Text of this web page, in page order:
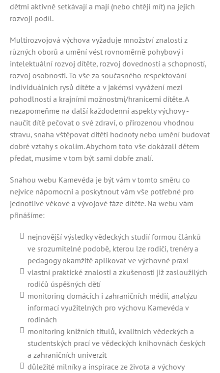
dětmi aktivně setkávají a mají (nebo chtějí mít) na jejich
rozvoji podíl.
Multirozvojová výchova vyžaduje množství znalostí z
různých oborů a umění vést rovnoměrně pohybový i
intelektuální rozvoj dítěte, rozvoj dovedností a schopností,
rozvoj osobnosti. To vše za současného respektování
individuálních rysů dítěte a v jakémsi vyvážení mezi
pohodlností a krajními možnostmi/hranicemi dítěte. A
nezapomeňme na další každodenní aspekty výchovy -
naučit dítě pečovat o své zdraví, o přirozenou vhodnou
stravu, snaha vštěpovat dítěti hodnoty nebo umění budovat
dobré vztahy s okolím. Abychom toto vše dokázali dětem
předat, musíme v tom být sami dobře znalí.
Snahou webu Kamevéda je být vám v tomto směru co
nejvíce nápomocni a poskytnout vám vše potřebné pro
jednotlivé věkové a vývojové fáze dítěte. Na webu vám
přinášíme:
nejnovější výsledky vědeckých studií formou článků
ve srozumitelné podobě, kterou lze rodiči, trenéry a
pedagogy okamžitě aplikovat ve výchovné praxi
vlastní praktické znalosti a zkušenosti již zasloužilých
rodičů úspěšných dětí
monitoring domácích i zahraničních médií, analýzu
informací využitelných pro výchovu Kamevéda v
rodinách
monitoring knižních titulů, kvalitních vědeckých a
studentských prací ve vědeckých knihovnách českých
a zahraničních univerzit
důležité milníky a inspirace ze života a výchovy